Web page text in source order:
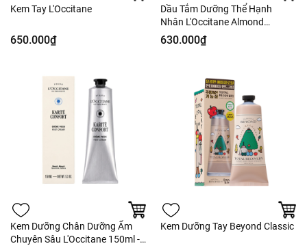
Kem Tay L'Occitane
650.000₫
Dầu Tắm Dưỡng Thể Hạnh
Nhân L'Occitane Almond
Shower Oil 250ml - Nobox -
Hàng Duty
630.000₫
Kem Dưỡng Chân Dưỡng Ẩm
Chuyên Sâu L'Occitane 150ml -
Kem Dưỡng Tay Beyond Classic